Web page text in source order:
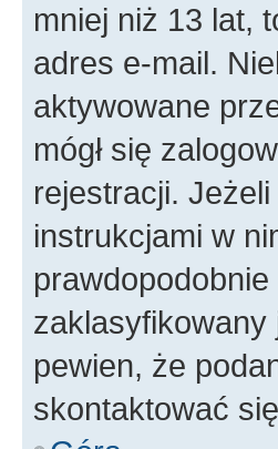
mniej niż 13 lat,
adres e-mail.
aktywowane
mógł się
rejestracji.
instrukcjami w
prawdopodobnie
pewien, że
skontaktować